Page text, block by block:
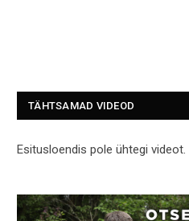
TÄHTSAMAD VIDEOD
Esitusloendis pole ühtegi videot.